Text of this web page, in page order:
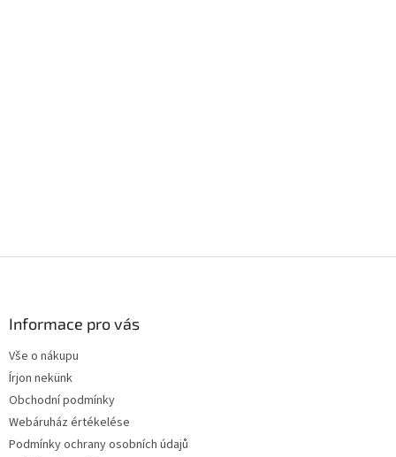
Informace pro vás
Vše o nákupu
Írjon nekünk
Obchodní podmínky
Webáruház értékelése
Podmínky ochrany osobních údajů